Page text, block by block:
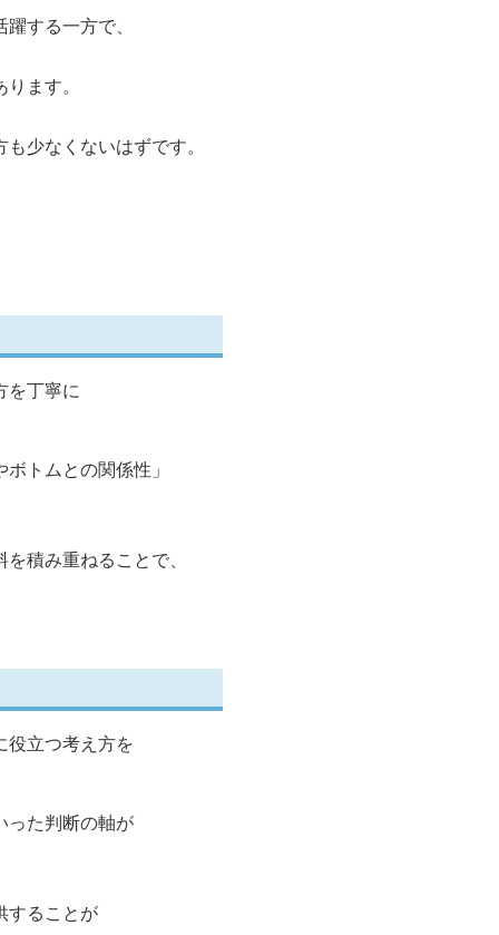
する一方で、
ます。
少なくないはずです。
を丁寧に
トムとの関係性」
積み重ねることで、
役立つ考え方を
った判断の軸が
することが